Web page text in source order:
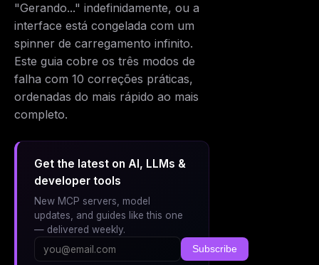
"Gerando..." indefinidamente, ou a
interface está congelada com um
spinner de carregamento infinito.
Este guia cobre os três modos de
falha com 10 correções práticas,
ordenadas do mais rápido ao mais
completo.
Get the latest on AI, LLMs &
developer tools
New MCP servers, model
updates, and guides like this one
— delivered weekly.
Subscribe